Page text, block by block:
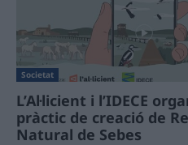
Societat
L’Al·licient i l’IDECE
pràctic de creació de
Natural de Sebes